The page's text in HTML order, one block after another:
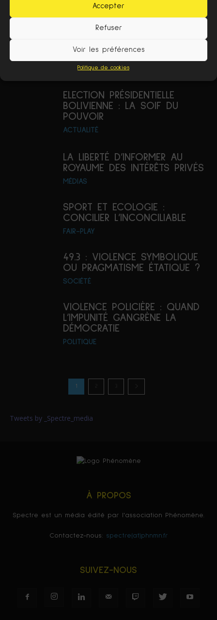
Accepter
Refuser
Voir les préférences
Politique de cookies
POLITIQUE
MONNAIE LOCALE À BRIXTON :
PENSER L’ÉCONOMIE DE
DEMAIN
VILLES PLURIELLES
ELECTION PRÉSIDENTIELLE
BOLIVIENNE : LA SOIF DU
POUVOIR
ACTUALITÉ
LA LIBERTÉ D’INFORMER AU
ROYAUME DES INTÉRÊTS PRIVÉS
MÉDIAS
SPORT ET ECOLOGIE :
CONCILIER L’INCONCILIABLE
FAIR-PLAY
49.3 : VIOLENCE SYMBOLIQUE
OU PRAGMATISME ÉTATIQUE ?
SOCIÉTÉ
VIOLENCE POLICIÈRE : QUAND
L’IMPUNITÉ GANGRÈNE LA
DÉMOCRATIE
POLITIQUE
1
Tweets by _Spectre_media
À PROPOS
Spectre est un média édité par l'association Phénomène.
Contactez-nous: spectre(at)phnmn.fr
SUIVEZ-NOUS